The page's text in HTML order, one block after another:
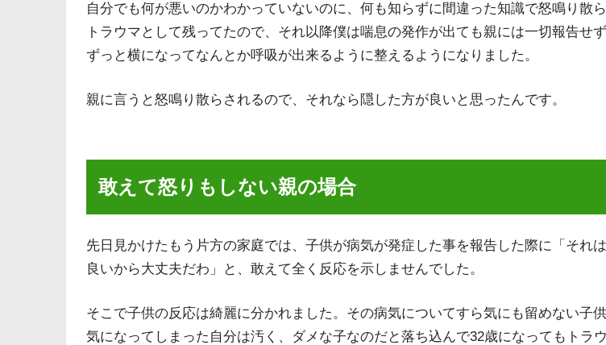
自分でも何が悪いのかわかっていないのに、何も知らずに間違った知識で怒鳴り散ら
トラウマとして残ってたので、それ以降僕は喘息の発作が出ても親には一切報告せ
ずっと横になってなんとか呼吸が出来るように整えるようになりました。
親に言うと怒鳴り散らされるので、それなら隠した方が良いと思ったんです。
敢えて怒りもしない親の場合
先日見かけたもう片方の家庭では、子供が病気が発症した事を報告した際に「それ
良いから大丈夫だわ」と、敢えて全く反応を示しませんでした。
そこで子供の反応は綺麗に分かれました。その病気についてすら気にも留めない子
気になってしまった自分は汚く、ダメな子なのだと落ち込んで32歳になってもトラ